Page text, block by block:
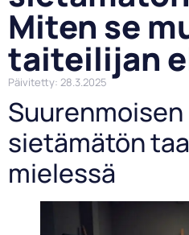
Miten se
taiteilijan
Päivitetty: 28.3.2025
sietämätön
mielessä